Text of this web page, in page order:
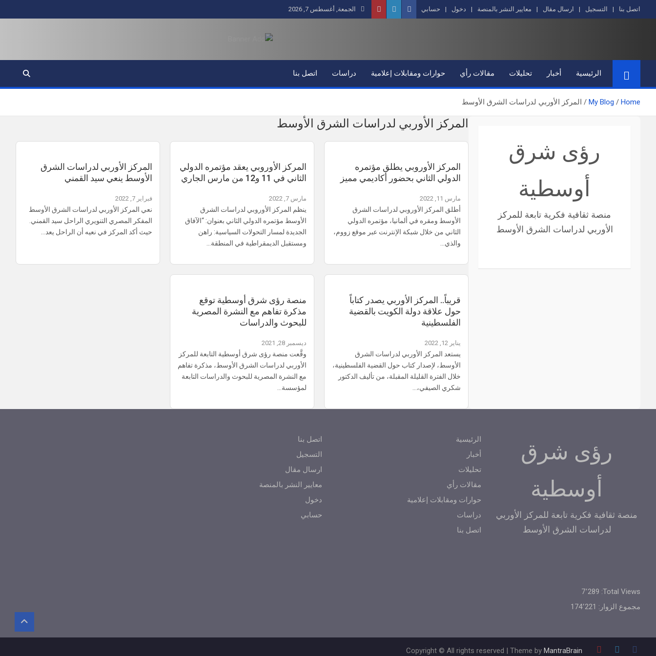
to
الجمعة, أغسطس 7, 2026 اتصل بنا التسجيل ارسال مقال معايير النشر بالمنصة دخول حسابي
الرئيسية أخبار تحليلات مقالات رأي حوارات ومقابلات إعلامية دراسات اتصل بنا
Home
My Blog المركز الأوربي لدراسات الشرق الأوسط
رؤى شرق
أوسطية
منصة ثقافية فكرية تابعة للمركز
الأوربي لدراسات الشرق الأوسط
المركز الأوربي لدراسات الشرق الأوسط
المركز الأوروبي يطلق مؤتمره
الدولي الثاني بحضور أكاديمي مميز
مارس 11, 2022
أطلق المركز الأوروبي لدراسات الشرق
الأوسط ومقره في ألمانيا، مؤتمره الدولي
الثاني من خلال شبكة الإنترنت عبر موقع زووم،
والذي…
المركز الأوروبي يعقد مؤتمره الدولي
الثاني في 11 و12 من مارس الجاري
مارس 7, 2022
ينظم المركز الأوروبي لدراسات الشرق
الأوسط مؤتمره الدولي الثاني بعنوان: “الآفاق
الجديدة لمسار التحولات السياسية: راهن
ومستقبل الديمقراطية في المنطقة…
المركز الأوربي لدراسات الشرق
الأوسط ينعي سيد القمني
فبراير 7, 2022
نعي المركز الأوربي لدراسات الشرق الأوسط
المفكر المصري التنويري الراحل سيد القمني.
حيث أكد المركز في نعيه أن الراحل يعد…
قريباً.. المركز الأوربي يصدر كتاباً
حول علاقة دولة الكويت بالقضية
الفلسطينية
يناير 12, 2022
يستعد المركز الأوربي لدراسات الشرق
الأوسط، لإصدار كتاب حول القضية الفلسطينية،
خلال الفترة القليلة المقبلة، من تأليف الدكتور
شكري الصيفي،…
منصة رؤى شرق أوسطية توقع
مذكرة تفاهم مع النشرة المصرية
للبحوث والدراسات
ديسمبر 28, 2021
وقَّعت منصة رؤى شرق أوسطية التابعة للمركز
الأوربي لدراسات الشرق الأوسط، مذكرة تفاهم
مع النشرة المصرية للبحوث والدراسات التابعة
لمؤسسة…
اتصل بنا
التسجيل
ارسال مقال
معايير النشر بالمنصة
دخول
حسابي
الرئيسية
أخبار
تحليلات
مقالات رأي
حوارات ومقابلات إعلامية
دراسات
اتصل بنا
رؤى شرق
أوسطية
منصة ثقافية فكرية تابعة للمركز الأوربي
لدراسات الشرق الأوسط
Total Views: 7٬289
مجموع الزوار: 174٬221
Copyright © All rights reserved | Theme by MantraBrain